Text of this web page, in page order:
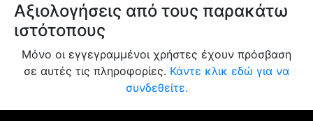
Αξιολογήσεις από τους παρακάτω
ιστότοπους
Μόνο οι εγγεγραμμένοι χρήστες έχουν πρόσβαση
σε αυτές τις πληροφορίες. Κάντε κλικ εδώ για να
συνδεθείτε.